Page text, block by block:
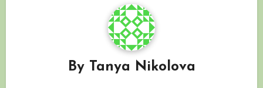
By Tanya Nikolova